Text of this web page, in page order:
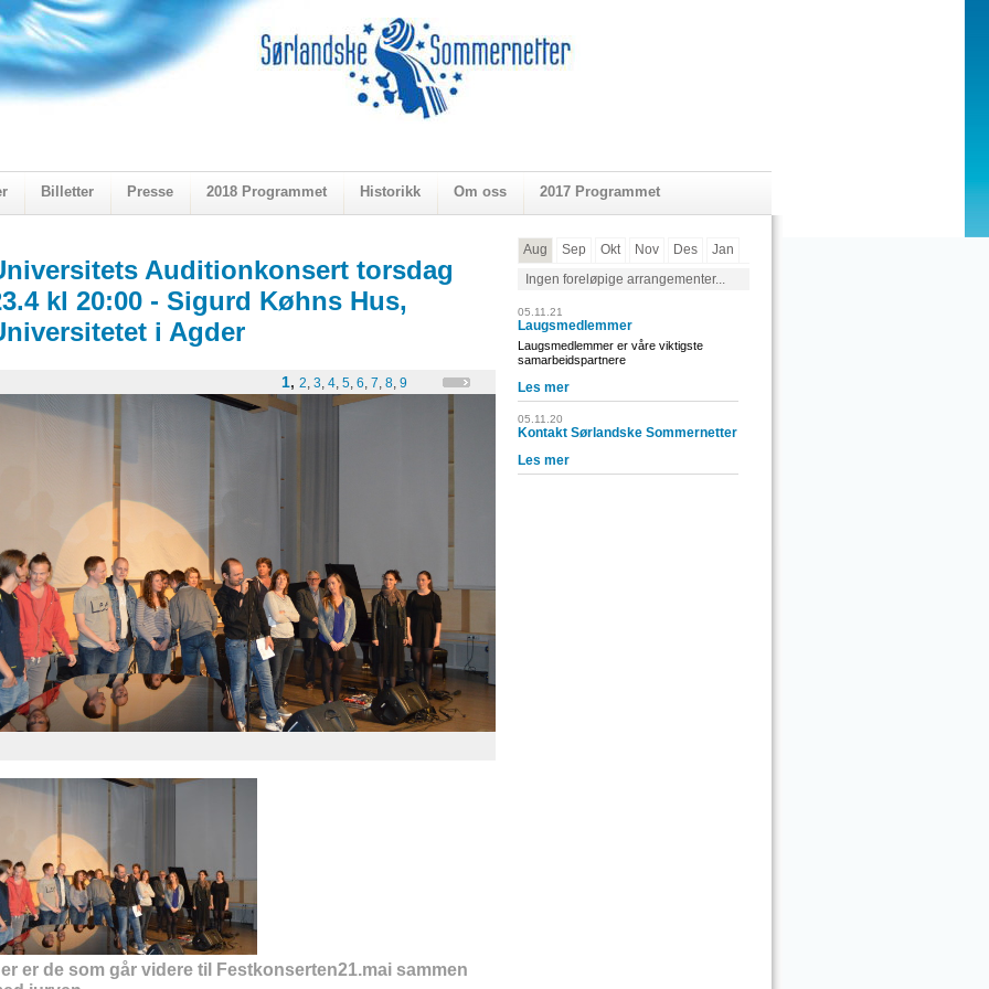
Billetter Presse 2018 Programmet Historikk Om oss 2017 Programmet
Auditionkonsert torsdag
kl 20:00 - Sigurd Køhns Hus,
i Agder
1, 2, 3, 4, 5, 6, 7, 8, 9
er de som går videre til Festkonserten21.mai sammen
Aug Sep Okt Nov Des
Jan
Ingen foreløpige arrangementer...
05.11.21
Laugsmedlemmer
Laugsmedlemmer er våre viktigste
samarbeidspartnere
Les mer
05.11.20
Kontakt Sørlandske Sommernetter
Les mer